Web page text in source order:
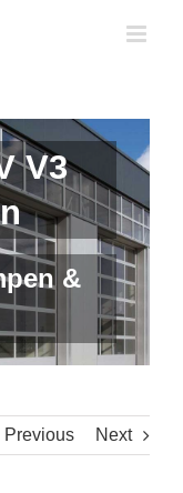
V3
&
Previous Next